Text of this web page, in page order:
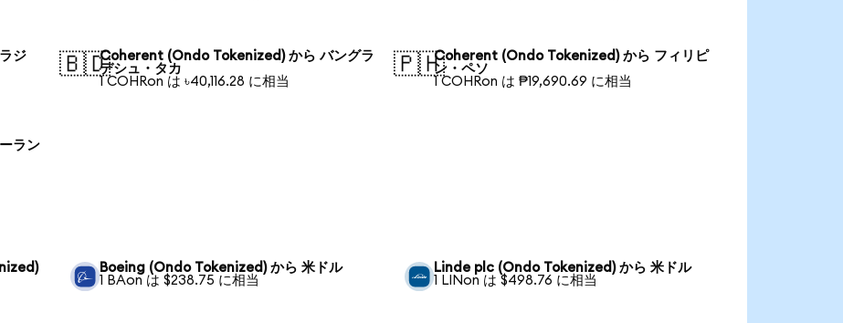
ジ
🇧🇩Coherent (Ondo Tokenized) から バングラ
デシュ・タカ
1 COHRon は ৳40,116.28 に相当
🇵🇭Coherent (Ondo Tokenized) から フィリピ
ン・ペソ
1 COHRon は ₱19,690.69 に相当
ラン
Boeing (Ondo Tokenized) から 米ドル
1 BAon は $238.75 に相当
Linde plc (Ondo Tokenized) から 米ドル
1 LINon は $498.76 に相当